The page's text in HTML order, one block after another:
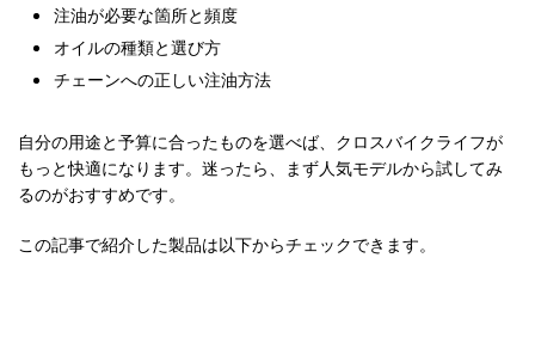
注油が必要な箇所と頻度
オイルの種類と選び方
チェーンへの正しい注油方法
自分の用途と予算に合ったものを選べば、クロスバイクライフが
もっと快適になります。迷ったら、まず人気モデルから試してみ
るのがおすすめです。
この記事で紹介した製品は以下からチェックできます。